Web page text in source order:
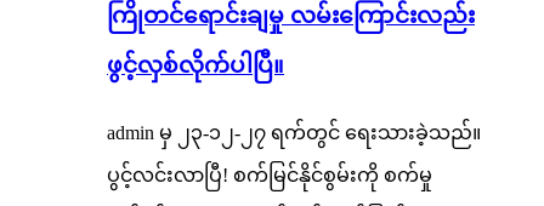
ကြိုတင်ရောင်းချမှု လမ်းကြောင်းလည်း
ဖွင့်လှစ်လိုက်ပါပြီ။
admin မှ ၂၃-၁၂-၂၇ ရက်တွင် ရေးသားခဲ့သည်။
ပွင့်လင်းလာပြီ! စက်မြင်နိုင်စွမ်းကို စက်မှု